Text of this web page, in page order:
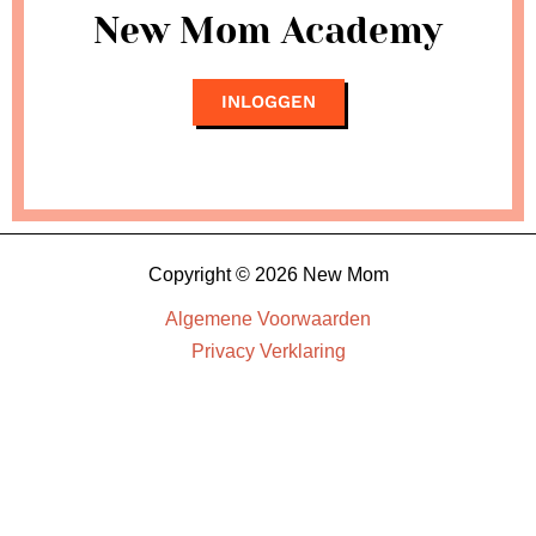
New Mom Academy
INLOGGEN
Copyright © 2026 New Mom
Algemene Voorwaarden
Privacy Verklaring